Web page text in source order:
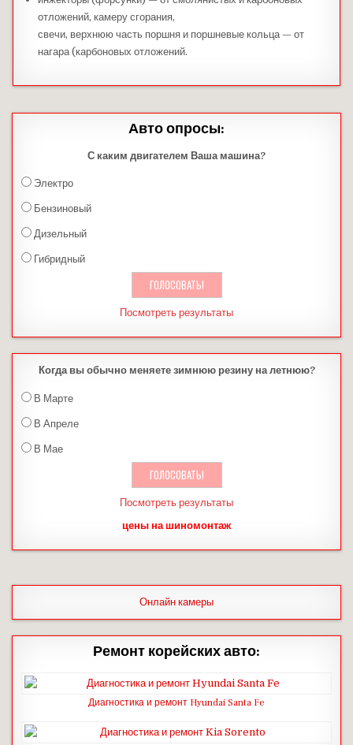
отложений, камеру сгорания,
свечи, верхнюю часть поршня и поршневые кольца — от
нагара (карбоновых отложений.
Авто опросы:
С каким двигателем Ваша машина?
Электро
Бензиновый
Дизельный
Гибридный
Посмотреть результаты
Когда вы обычно меняете зимнюю резину на летнюю?
В Марте
В Апреле
В Мае
Посмотреть результаты
цены на шиномонтаж
Онлайн камеры
Ремонт корейских авто:
Диагностика и ремонт Hyundai Santa Fe